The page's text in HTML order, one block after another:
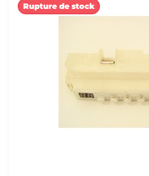
Rupture de stock